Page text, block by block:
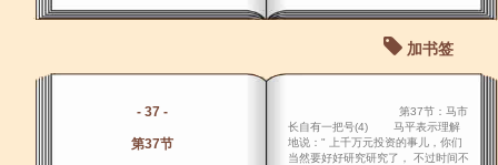
加书签
- 37 -
第37节
第37节：马市
长自有一把号(4) 马平表示理解
地说：" 上千万元投资的事儿，你们
当然要好好研究研究了， 不过时间不